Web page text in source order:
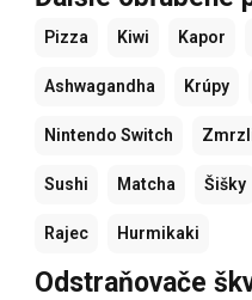
Pizza Kiwi Kapor
Ashwagandha Krúpy
Nintendo Switch
Sushi Matcha Šišky
Rajec Hurmikaki
Odstraňovače